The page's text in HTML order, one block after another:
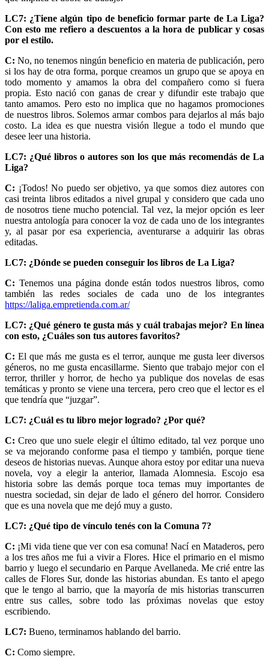
LC7: ¿Tiene algún tipo de beneficio formar parte de La Liga?
Con esto me refiero a descuentos a la hora de publicar y cosas
por el estilo.
C: No, no tenemos ningún beneficio en materia de publicación, pero
si los hay de otra forma, porque creamos un grupo que se apoya en
todo momento y amamos la obra del compañero como si fuera
propia. Esto nació con ganas de crear y difundir este trabajo que
tanto amamos. Pero esto no implica que no hagamos promociones
de nuestros libros. Solemos armar combos para dejarlos al más bajo
costo. La idea es que nuestra visión llegue a todo el mundo que
desee leer una historia.
LC7: ¿Qué libros o autores son los que más recomendás de La
Liga?
C: ¡Todos! No puedo ser objetivo, ya que somos diez autores con
casi treinta libros editados a nivel grupal y considero que cada uno
de nosotros tiene mucho potencial. Tal vez, la mejor opción es leer
nuestra antología para conocer la voz de cada uno de los integrantes
y, al pasar por esa experiencia, aventurarse a adquirir las obras
editadas.
LC7: ¿Dónde se pueden conseguir los libros de La Liga?
C: Tenemos una página donde están todos nuestros libros, como
también las redes sociales de cada uno de los integrantes
https://laliga.empretienda.com.ar/
LC7: ¿Qué género te gusta más y cuál trabajas mejor? En línea
con esto, ¿Cuáles son tus autores favoritos?
C: El que más me gusta es el terror, aunque me gusta leer diversos
géneros, no me gusta encasillarme. Siento que trabajo mejor con el
terror, thriller y horror, de hecho ya publique dos novelas de esas
temáticas y pronto se viene una tercera, pero creo que el lector es el
que tendría que “juzgar”.
LC7: ¿Cuál es tu libro mejor logrado? ¿Por qué?
C: Creo que uno suele elegir el último editado, tal vez porque uno
se va mejorando conforme pasa el tiempo y también, porque tiene
deseos de historias nuevas. Aunque ahora estoy por editar una nueva
novela, voy a elegir la anterior, llamada Alomnesia. Escojo esa
historia sobre las demás porque toca temas muy importantes de
nuestra sociedad, sin dejar de lado el género del horror. Considero
que es una novela que me dejó muy a gusto.
LC7: ¿Qué tipo de vínculo tenés con la Comuna 7?
C: ¡Mi vida tiene que ver con esa comuna! Nací en Mataderos, pero
a los tres años me fui a vivir a Flores. Hice el primario en el mismo
barrio y luego el secundario en Parque Avellaneda. Me crié entre las
calles de Flores Sur, donde las historias abundan. Es tanto el apego
que le tengo al barrio, que la mayoría de mis historias transcurren
entre sus calles, sobre todo las próximas novelas que estoy
escribiendo.
LC7: Bueno, terminamos hablando del barrio.
C: Como siempre.